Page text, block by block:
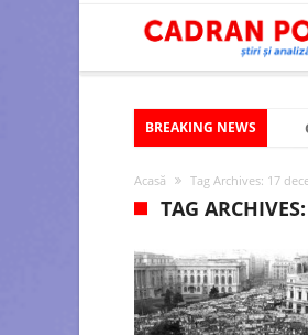
BREAKING NEWS
Acasă Tag Archives: 17
TAG